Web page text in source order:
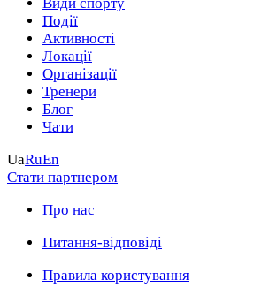
Події
Активності
Локації
Організації
Тренери
Блог
Чати
UaRuEn
Стати партнером
Про нас
Питання-відповіді
Правила користування